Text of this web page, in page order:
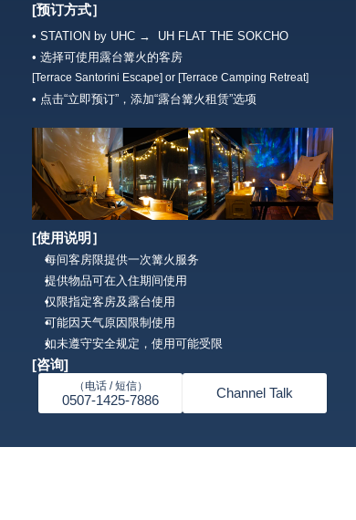
[预订方式］
• STATION by UHC →  UH FLAT THE SOKCHO
• 选择可使用露台篝火的客房
[Terrace Santorini Escape] or [Terrace Camping Retreat]
• 点击“立即预订”，添加“露台篝火租赁”选项
[使用说明］
每间客房限提供一次篝火服务
提供物品可在入住期间使用
仅限指定客房及露台使用
可能因天气原因限制使用
如未遵守安全规定，使用可能受限
[咨询]
（电话 / 短信）
0507-1425-7886 Channel Talk